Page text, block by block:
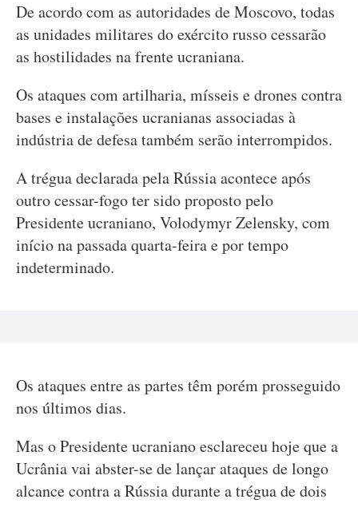
De acordo com as autoridades de Moscovo, todas
as unidades militares do exército russo cessarão
as hostilidades na frente ucraniana.
Os ataques com artilharia, mísseis e drones contra
bases e instalações ucranianas associadas à
indústria de defesa também serão interrompidos.
A trégua declarada pela Rússia acontece após
outro cessar-fogo ter sido proposto pelo
Presidente ucraniano, Volodymyr Zelensky, com
início na passada quarta-feira e por tempo
indeterminado.
Os ataques entre as partes têm porém prosseguido
nos últimos dias.
Mas o Presidente ucraniano esclareceu hoje que a
Ucrânia vai abster-se de lançar ataques de longo
alcance contra a Rússia durante a trégua de dois